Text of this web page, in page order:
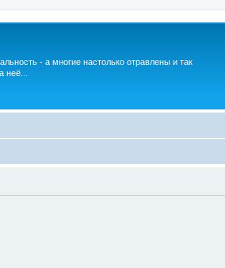
- а многие настолько отравлены и так
неё...